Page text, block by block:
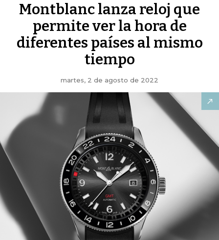
Montblanc lanza reloj que
permite ver la hora de
diferentes países al mismo
tiempo
martes, 2 de agosto de 2022